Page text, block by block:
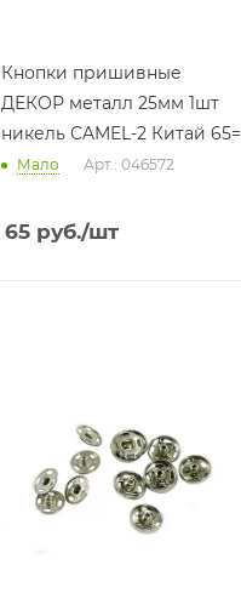
Кнопки пришивные
ДЕКОР металл 25мм 1шт
никель CAMEL-2 Китай 65=
Мало Арт.: 046572
65 руб./шт